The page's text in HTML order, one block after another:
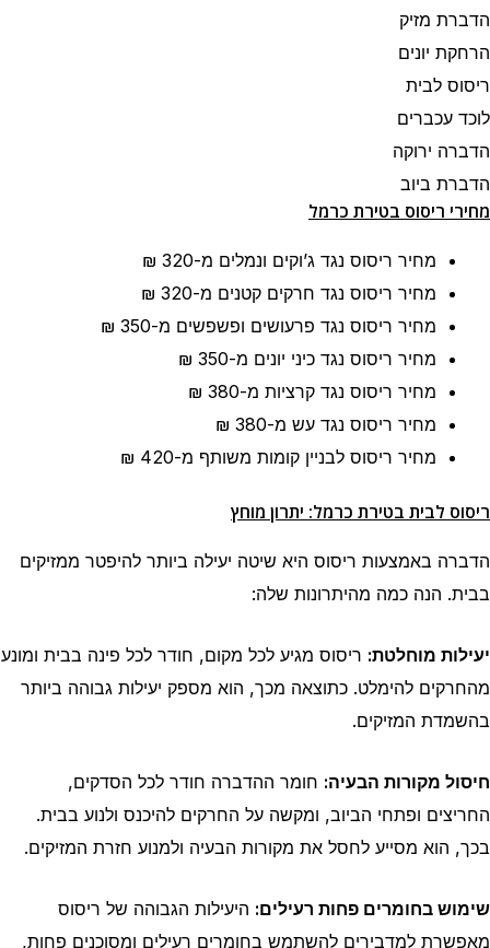
הדברת מזיק
הרחקת יונים
ריסוס לבית
לוכד עכברים
הדברה ירוקה
הדברת ביוב
מחירי ריסוס בטירת כרמל
מחיר ריסוס נגד ג’וקים ונמלים מ-320 ₪
מחיר ריסוס נגד חרקים קטנים מ-320 ₪
מחיר ריסוס נגד פרעושים ופשפשים מ-350 ₪
מחיר ריסוס נגד כיני יונים מ-350 ₪
מחיר ריסוס נגד קרציות מ-380 ₪
מחיר ריסוס נגד עש מ-380 ₪
מחיר ריסוס לבניין קומות משותף מ-420 ₪
ריסוס לבית בטירת כרמל: יתרון מוחץ
הדברה באמצעות ריסוס היא שיטה יעילה ביותר להיפטר ממזיקים
בבית. הנה כמה מהיתרונות שלה:
יעילות מוחלטת: ריסוס מגיע לכל מקום, חודר לכל פינה בבית ומונע
מהחרקים להימלט. כתוצאה מכך, הוא מספק יעילות גבוהה ביותר
בהשמדת המזיקים.
חיסול מקורות הבעיה: חומר ההדברה חודר לכל הסדקים,
החריצים ופתחי הביוב, ומקשה על החרקים להיכנס ולנוע בבית.
בכך, הוא מסייע לחסל את מקורות הבעיה ולמנוע חזרת המזיקים.
שימוש בחומרים פחות רעילים: היעילות הגבוהה של ריסוס
מאפשרת למדבירים להשתמש בחומרים רעילים ומסוכנים פחות,